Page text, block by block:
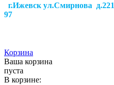
г.Ижевск ул.Смирнова д.221
97
Корзина
Ваша корзина
пуста
В корзине: